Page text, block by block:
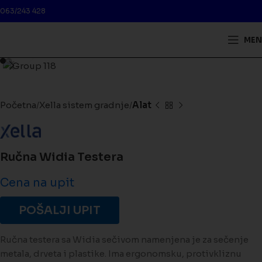
063/243 428
Početna Xella sistem gradnje Alat
Ručna Widia Testera
Cena na upit
POŠALJI UPIT
Ručna testera sa Widia sečivom namenjena je za sečenje
metala, drveta i plastike. Ima ergonomsku, protivkliznu